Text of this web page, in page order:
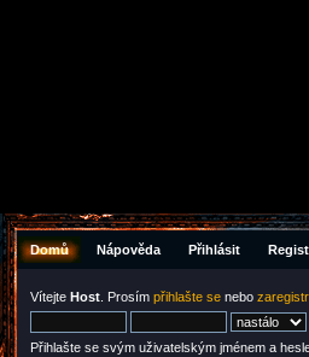
Domů Nápověda Přihlásit
Vítejte Host . Prosím přihlašte se nebo
Přihlašte se svým uživatelským jménem a